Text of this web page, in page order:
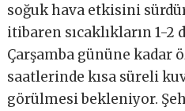
soğuk hava etkisini
itibaren sıcaklıkların 1-2
Çarşamba gününe kadar
saatlerinde kısa süreli
görülmesi bekleniyor.